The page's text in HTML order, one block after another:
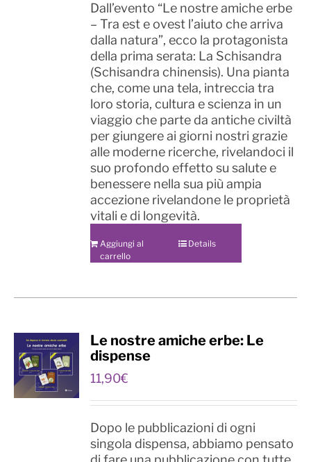
Dall’evento “Le nostre amiche erbe
– Tra est e ovest l’aiuto che arriva
dalla natura”, ecco la protagonista
della prima serata: La Schisandra
(Schisandra chinensis). Una pianta
che, come una tela, intreccia tra
loro storia, cultura e scienza in un
viaggio che parte da antiche civiltà
per giungere ai giorni nostri grazie
alle moderne ricerche, rivelandoci il
suo profondo effetto su salute e
benessere nella sua più ampia
accezione rivelandone le proprietà
vitali e di longevità.
Aggiungi al
carrello
Details
Le nostre amiche erbe: Le
dispense
11,90€
Dopo le pubblicazioni di ogni
singola dispensa, abbiamo pensato